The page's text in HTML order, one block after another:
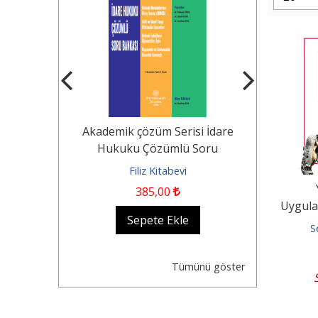
Akademik çözüm Serisi İdare
Hukuku Çözümlü Soru
Bankası Hukuk...
Filiz Kitabevi
385,00
Sepete Ekle
Borçlar
Tümünü göster
Ağı ¦